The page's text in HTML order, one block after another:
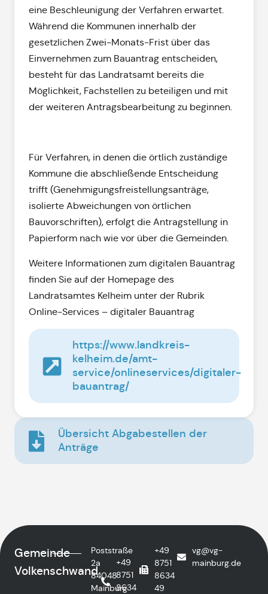
eine Beschleunigung der Verfahren erwartet.
Während die Kommunen innerhalb der
gesetzlichen Zwei-Monats-Frist über das
Einvernehmen zum Bauantrag entscheiden,
besteht für das Landratsamt bereits die
Möglichkeit, Fachstellen zu beteiligen und mit
der weiteren Antragsbearbeitung zu beginnen.
Für Verfahren, in denen die örtlich zuständige
Kommune die abschließende Entscheidung
trifft (Genehmigungsfreistellungsanträge,
isolierte Abweichungen von örtlichen
Bauvorschriften), erfolgt die Antragstellung in
Papierform nach wie vor über die Gemeinden.
Weitere Informationen zum digitalen Bauantrag
finden Sie auf der Homepage des
Landratsamtes Kelheim unter der Rubrik
Online-Services – digitaler Bauantrag
https://www.landkreis-
kelheim.de/amt-
service/onlineservices/digitaler-
bauantrag/
Übersicht Abgabestellen der
Anträge
Gemeinde
Volkenschwand
Poststraße
2a
84048
Mainburg
+49
8751
8634
+49
8751
8634
49
vg@vg-
mainburg.de